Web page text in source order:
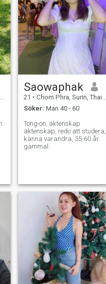
Saowaphak
21 • Chom Phra, Surin, Thailand
Söker: Man 40 - 60
Tong-on, äktenskap
äktenskap, redo att studera,
känna varandra, 35-60 år
gammal.